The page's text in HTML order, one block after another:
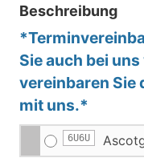
Beschreibung
Sie auch bei
vereinbaren Sie
mit uns.*
6U6U